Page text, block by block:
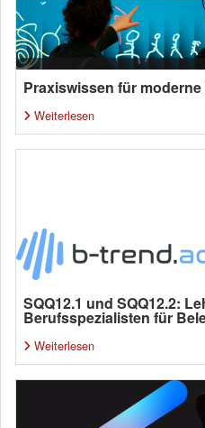
Praxiswissen für
Weiterlesen
SQQ12.1 und SQQ12.2:
Berufsspezialisten für
Weiterlesen